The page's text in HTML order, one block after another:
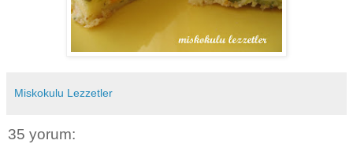
Miskokulu Lezzetler
35 yorum: